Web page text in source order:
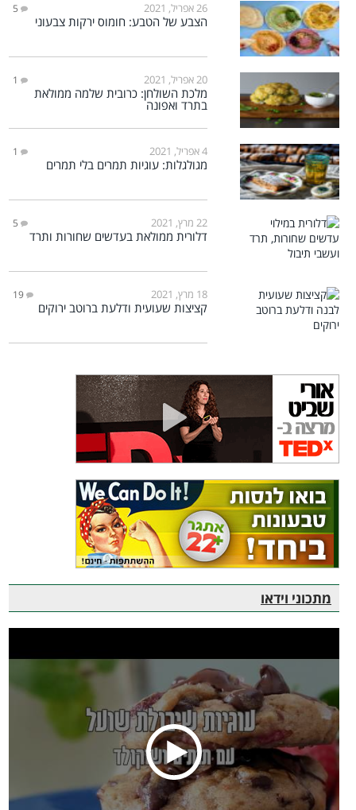
26 אפריל, 2021 5
הצבע של הטבע: חומוס ירקות צבעוני
20 אפריל, 2021 1
מלכת השולחן: כרובית שלמה ממולאת
בתרד ואפונה
4 אפריל, 2021 1
מגולגלות: עוגיות תמרים בלי תמרים
22 מרץ, 2021 5
דלורית ממולאת בעדשים שחורות ותרד
18 מרץ, 2021 19
קציצות שעועית ודלעת ברוטב ירוקים
מתכוני וידאו